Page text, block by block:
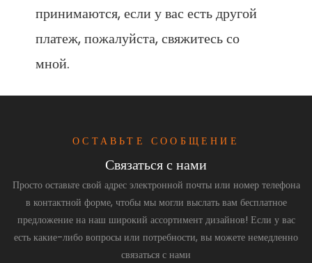
принимаются, если у вас есть другой
платеж, пожалуйста, свяжитесь со
ОСТАВЬТЕ СООБЩЕНИЕ
Связаться с нами
Просто оставьте свой адрес электронной почты или номер телефона
в контактной форме, чтобы мы могли выслать вам бесплатное
предложение на наш широкий ассортимент дизайнов! Если у вас
есть какие-либо вопросы или потребности, вы можете немедленно
связаться с нами